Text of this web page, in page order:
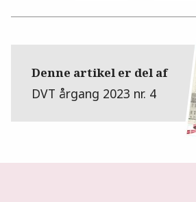
Denne artikel er del af
DVT årgang 2023 nr. 4